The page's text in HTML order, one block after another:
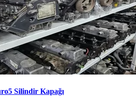
Silindir Kapağı